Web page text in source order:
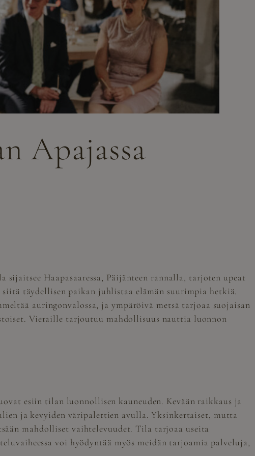
Apajassa
sijaitsee Haapasaaressa, Päijänteen rannalla, tarjoten upeat
täydellisen paikan juhlistaa elämän suurimpia hetkiä.
auringonvalossa, ja ympäröivä metsä tarjoaa suojaisan
Vieraille tarjoutuu mahdollisuus nauttia luonnon
esiin tilan luonnollisen kauneuden. Kevään raikkaus ja
ja kevyiden väripalettien avulla. Yksinkertaiset, mutta
mahdolliset vaihtelevuudet. Tila tarjoaa useita
voi hyödyntää myös meidän tarjoamia palveluja,